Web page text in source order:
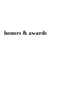
honors & awards